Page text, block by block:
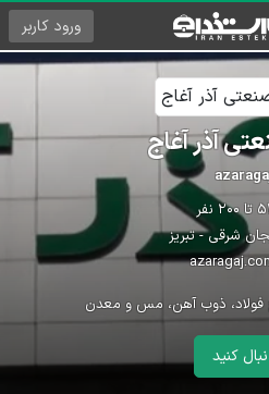
ورود کاربر
آذر آغاج
شرقی - تبریز
فولاد، ذوب آهن، مس و معدن
کنید